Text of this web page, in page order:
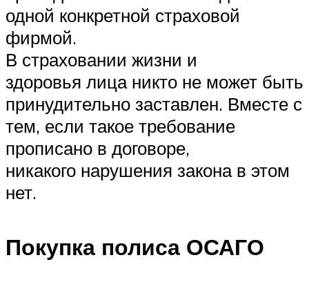
одной конкретной страховой
фирмой.
В страховании жизни и
здоровья лица никто не может быть
принудительно заставлен. Вместе с
тем, если такое требование
прописано в договоре,
никакого нарушения закона в этом
нет.
Покупка полиса ОСАГО